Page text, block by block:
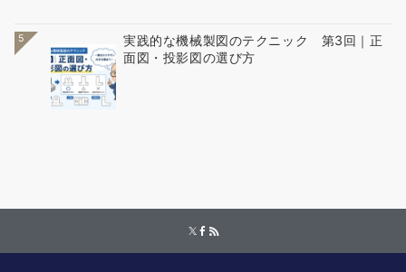
5
実践的な機械製図のテクニック 第3回｜正
面図・投影図の選び方